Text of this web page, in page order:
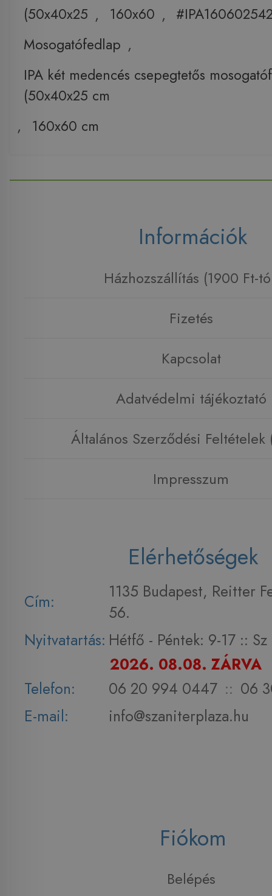
(50x40x25 , 160x60 ,
Mosogatófedlap ,
IPA két medencés csepegtetős
(50x40x25 cm
,
160x60 cm
Információk
Házhozszállítás (1900 Ft-
Fizetés
Kapcsolat
Adatvédelmi tájékoztató
Általános Szerződési Feltételek
Impresszum
Elérhetőségek
Cím:
1135 Budapest, Reitter
56.
Nyitvatartás: Hétfő - Péntek: 9-17 :: Sz
2026. 08.08. ZÁRVA
Telefon:
06 20 994 0447 :: 06
E-mail:
info@szaniterplaza.hu
Fiókom
Belépés